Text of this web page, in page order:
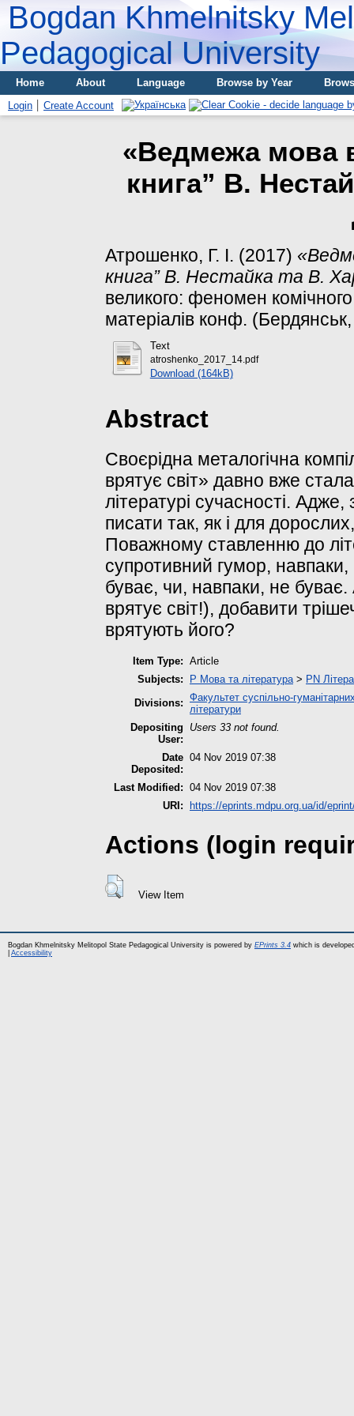
Bogdan Khmelnitsky
Pedagogical University
Home About Language Browse by Year
Login
Create Account
«Ведмежа мова
книга” В.
Атрошенко, Г. І. (2017)
книга” В. Нестайка та В.
великого: феномен комічного
матеріалів конф.
Text
atroshenko_2017_14.pdf
Download (164kB)
Abstract
Своєрідна металогічна
врятує світ» давно вже
літературі сучасності.
писати так, як і для
Поважному ставленню до
супротивний гумор,
буває, чи, навпаки, не
врятує світ!), добавити
врятують його?
Item Type: Article
Subjects:
P Мова та література> PN
Divisions: Факультет суспільно-
літератури
Depositing
User:
Users 33 not found.
Date
Deposited:
04 Nov 2019 07:38
Last Modified: 04 Nov 2019 07:38
URI:
https://eprints.mdpu.org.ua/id/
Actions (login
View Item
Bogdan Khmelnitsky Melitopol State Pedagogical University is powered by EPrints 3.4 which is
Accessibility